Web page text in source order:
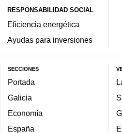
RESPONSABILIDAD SOCIAL
Eficiencia energética
Ayudas para inversiones
SECCIONES
Portada
Galicia
Economía
España